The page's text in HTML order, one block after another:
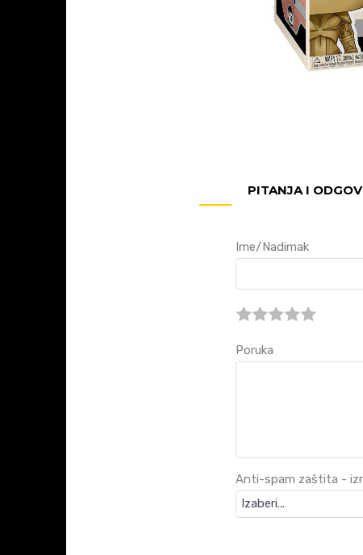
PITANJA I
Ime/Nadimak
Poruka
Anti-spam zaštita -